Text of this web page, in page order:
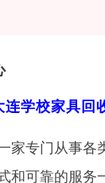
学校家具回
家专门从事
和可靠的服务